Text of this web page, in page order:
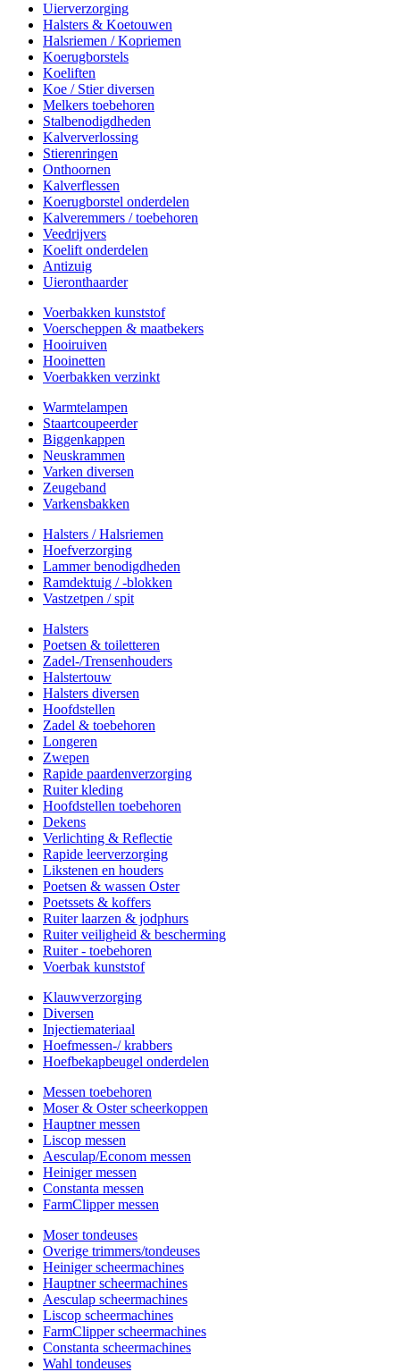
Uierverzorging
Halsters & Koetouwen
Halsriemen / Kopriemen
Koerugborstels
Koeliften
Koe / Stier diversen
Melkers toebehoren
Stalbenodigdheden
Kalververlossing
Stierenringen
Onthoornen
Kalverflessen
Koerugborstel onderdelen
Kalveremmers / toebehoren
Veedrijvers
Koelift onderdelen
Antizuig
Uieronthaarder
Voerbakken kunststof
Voerscheppen & maatbekers
Hooiruiven
Hooinetten
Voerbakken verzinkt
Warmtelampen
Staartcoupeerder
Biggenkappen
Neuskrammen
Varken diversen
Zeugeband
Varkensbakken
Halsters / Halsriemen
Hoefverzorging
Lammer benodigdheden
Ramdektuig / -blokken
Vastzetpen / spit
Halsters
Poetsen & toiletteren
Zadel-/Trensenhouders
Halstertouw
Halsters diversen
Hoofdstellen
Zadel & toebehoren
Longeren
Zwepen
Rapide paardenverzorging
Ruiter kleding
Hoofdstellen toebehoren
Dekens
Verlichting & Reflectie
Rapide leerverzorging
Likstenen en houders
Poetsen & wassen Oster
Poetssets & koffers
Ruiter laarzen & jodphurs
Ruiter veiligheid & bescherming
Ruiter - toebehoren
Voerbak kunststof
Klauwverzorging
Diversen
Injectiemateriaal
Hoefmessen-/ krabbers
Hoefbekapbeugel onderdelen
Messen toebehoren
Moser & Oster scheerkoppen
Hauptner messen
Liscop messen
Aesculap/Econom messen
Heiniger messen
Constanta messen
FarmClipper messen
Moser tondeuses
Overige trimmers/tondeuses
Heiniger scheermachines
Hauptner scheermachines
Aesculap scheermachines
Liscop scheermachines
FarmClipper scheermachines
Constanta scheermachines
Wahl tondeuses